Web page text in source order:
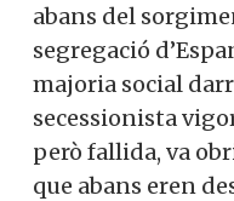
abans del
segregació
majoria social
secessionista
però fallida, va
que abans eren